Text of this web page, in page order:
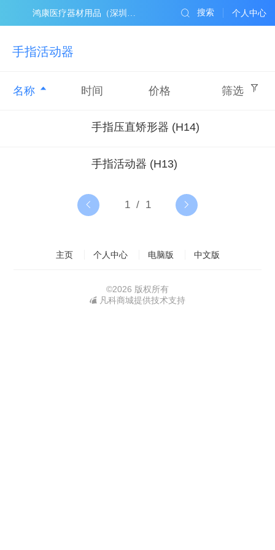
鸿康医疗器材用品（深圳）有限公司 个人中心
搜索
手指活动器
名称 时间 价格 筛选
手指压直矫形器 (H14)
手指活动器 (H13)
主页 个人中心 电脑版 中文版
©2026 版权所有
凡科商城提供技术支持